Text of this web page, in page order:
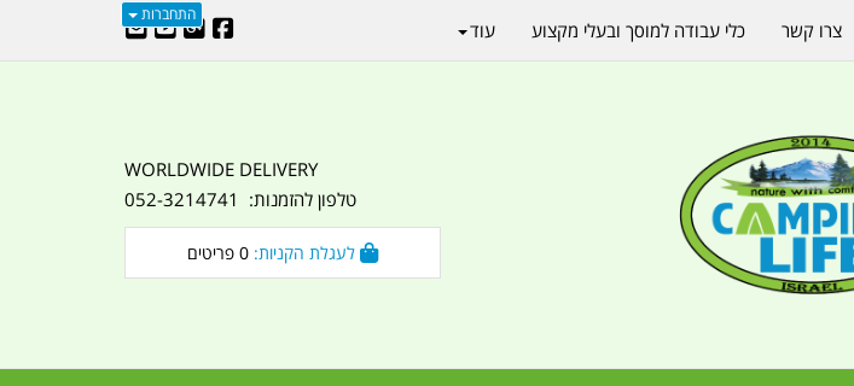
התחברות
WORLDWIDE DELIVERY
טלפון להזמנות: 052-3214741
0
צרו קשר כלי עבודה למוסך ובעלי מקצוע עוד